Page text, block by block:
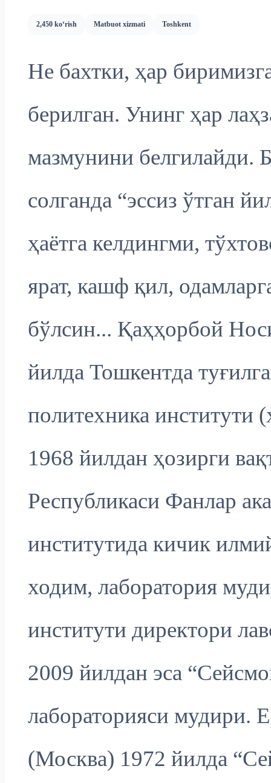
2,450 ko‘rish Matbuot xizmati Toshkent
Не бахтки, ҳар
берилган. Унинг ҳар
мазмунини белгилайди.
солганда “эссиз ўтган
ҳаётга келдингми,
ярат, кашф қил,
бўлсин... Қаҳҳорбой
йилда Тошкентда
политехника институти
1968 йилдан ҳозирги
Республикаси Фанлар
институтида кичик
ходим, лаборатория
институти директори
2009 йилдан эса
лабораторияси мудири.
(Москва) 1972 йилда